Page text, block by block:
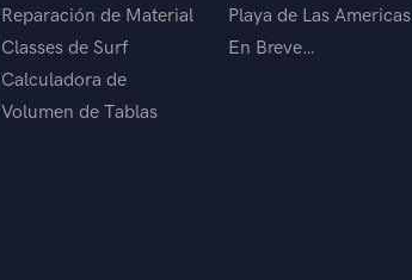
Reparación de Material
Classes de Surf
Calculadora de
Volumen de Tablas
Playa de Las Americas
En Breve…